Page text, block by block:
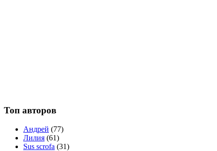
Топ авторов
Андрей (77)
Лилия (61)
Sus scrofa (31)